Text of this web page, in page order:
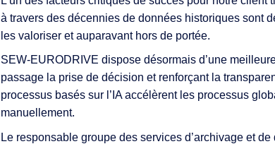
à travers des décennies de données historiques sont
les valoriser et auparavant hors de portée.
SEW-EURODRIVE dispose désormais d’une
passage la prise de décision et renforçant la
processus basés sur l’IA accélèrent les processus
manuellement.
Le responsable groupe des services d’archivage et